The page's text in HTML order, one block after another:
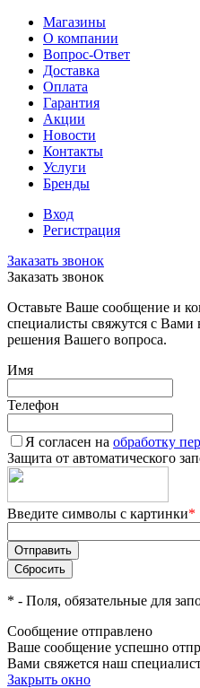
Магазины
О компании
Вопрос-Ответ
Доставка
Оплата
Гарантия
Акции
Новости
Контакты
Услуги
Бренды
Вход
Регистрация
Заказать звонок
Заказать звонок
Оставьте Ваше сообщение и
специалисты свяжутся с Вами
решения Вашего вопроса.
Имя
Телефон
Я согласен на обработку
Защита от автоматического
Введите символы с картинки*
* - Поля, обязательные для
Сообщение отправлено
Ваше сообщение успешно
Вами свяжется наш
Закрыть окно